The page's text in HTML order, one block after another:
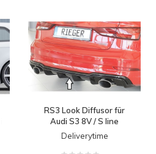
RS3 Look Diffusor für
Audi S3 8V / S line
Deliverytime